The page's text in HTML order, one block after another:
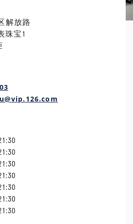
解放路
珠宝1